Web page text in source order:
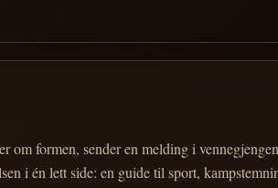
om formen, sender en melding i
i én lett side: en guide til sport,